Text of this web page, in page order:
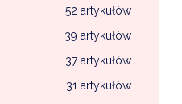
52 artykułów
39 artykułów
37 artykułów
31 artykułów